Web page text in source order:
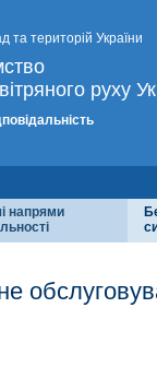
та територій України
руху
напрями